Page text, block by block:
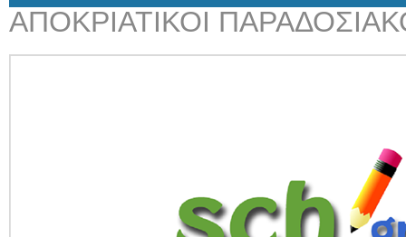
ΑΠΟΚΡΙΑΤΙΚΟΙ